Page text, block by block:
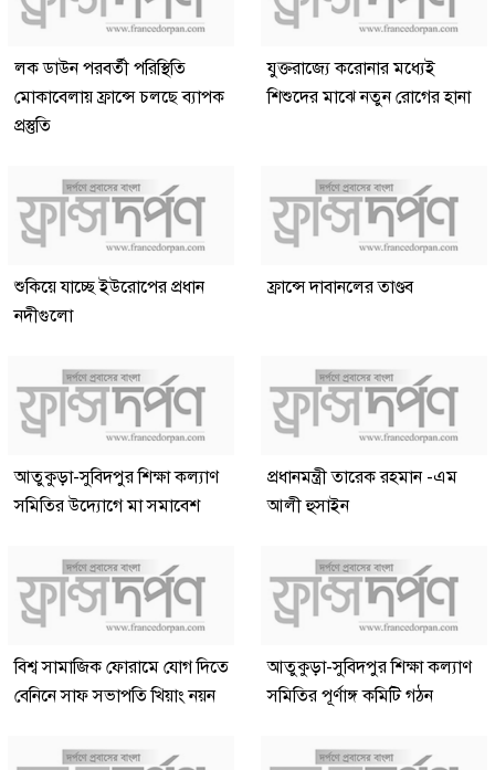
লক ডাউন পরবর্তী পরিস্থিতি
মোকাবেলায় ফ্রান্সে চলছে ব্যাপক
প্রস্তুতি
যুক্তরাজ্যে করোনার মধ্যেই
শিশুদের মাঝে নতুন রোগের হানা
শুকিয়ে যাচ্ছে ইউরোপের প্রধান
নদীগুলো
ফ্রান্সে দাবানলের তাণ্ডব
আতুকুড়া-সুবিদপুর শিক্ষা কল্যাণ
সমিতির উদ্যোগে মা সমাবেশ
প্রধানমন্ত্রী তারেক রহমান -এম
আলী হুসাইন
বিশ্ব সামাজিক ফোরামে যোগ দিতে
বেনিনে সাফ সভাপতি খিয়াং নয়ন
আতুকুড়া-সুবিদপুর শিক্ষা কল্যাণ
সমিতির পূর্ণাঙ্গ কমিটি গঠন